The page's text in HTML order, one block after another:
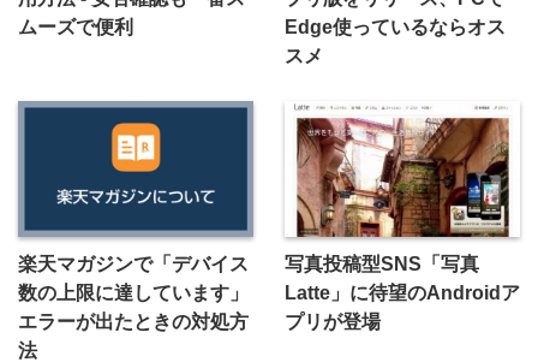
ムーズで便利
Edge使っているならオス
スメ
楽天マガジンで「デバイス
数の上限に達しています」
エラーが出たときの対処方
法
写真投稿型SNS「写真
Latte」に待望のAndroidア
プリが登場